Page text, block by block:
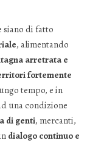
siano di fatto
, alimentando
arretrata e
fortemente
tempo, e in
una condizione
di genti, mercanti,
dialogo continuo e